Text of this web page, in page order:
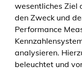
wesentliches Ziel
den Zweck und
Performance
analysieren.
beleuchtet und